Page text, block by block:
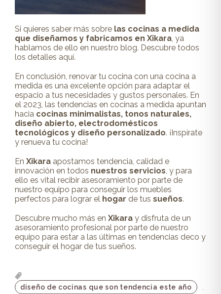
Si quieres saber más sobre las cocinas a medida
que diseñamos y fabricamos en Xikara , ya
hablamos de ello en nuestro blog. Descubre todos
los detalles aquí.
En conclusión, renovar tu cocina con una cocina a
medida es una excelente opción para adaptar el
espacio a tus necesidades y gustos personales. En
el 2023, las tendencias en cocinas a medida apuntan
hacia cocinas minimalistas, tonos naturales,
diseño abierto, electrodomésticos
tecnológicos y diseño personalizado. ¡Inspírate
y renueva tu cocina!
En Xikara apostamos tendencia, calidad e
innovación en todos nuestros servicios , y para
ello es vital recibir asesoramiento por parte de
nuestro equipo para conseguir los muebles
perfectos para lograr el hogar de tus sueños.
Descubre mucho más en Xikara y disfruta de un
asesoramiento profesional por parte de nuestro
equipo para estar a las últimas en tendencias deco y
conseguir el hogar de tus sueños.
diseño de cocinas que son tendencia este año